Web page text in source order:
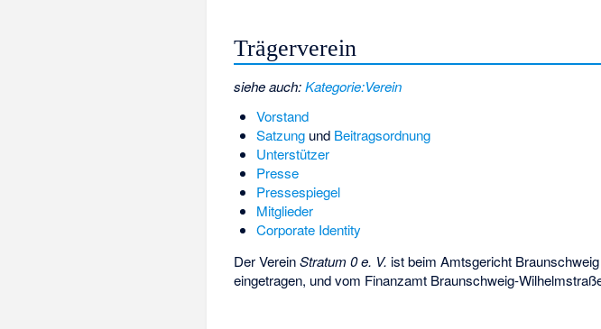
Trägerverein
siehe auch:Kategorie:Verein
Vorstand
Satzungund Beitragsordnung
Unterstützer
Presse
Pressespiegel
Mitglieder
Corporate Identity
Der VereinStratum 0 e. V. ist beim Amtsgericht
eingetragen, und vom Finanzamt Braunschweig-